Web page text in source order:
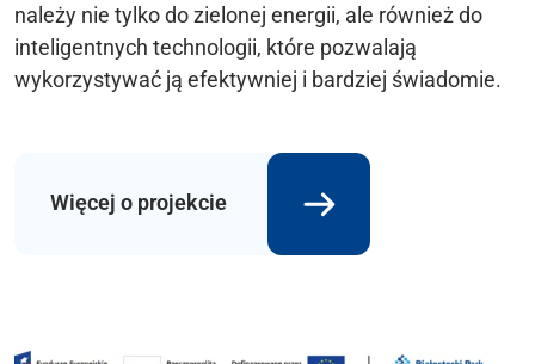
należy nie tylko do zielonej energii, ale również do
inteligentnych technologii, które pozwalają
wykorzystywać ją efektywniej i bardziej świadomie.
Więcej o projekcie